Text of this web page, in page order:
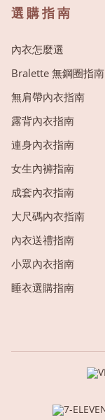
選購指南
內衣怎麼選
Bralette 無鋼圈指南
無肩帶內衣指南
露背內衣指南
連身內衣指南
女生內褲指南
成套內衣指南
大尺碼內衣指南
內衣送禮指南
小眾內衣指南
睡衣選購指南